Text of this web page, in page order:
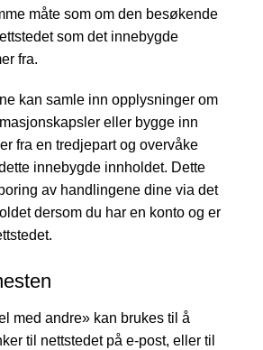
måte som om den besøkende
som det innebygde
fra.
kan samle inn opplysninger om
eller bygge inn
fra en tredjepart og overvåke
innebygde innholdet. Dette
av handlingene dine via det
dersom du har en konto og er
med andre» kan brukes til å
til nettstedet på e-post, eller til